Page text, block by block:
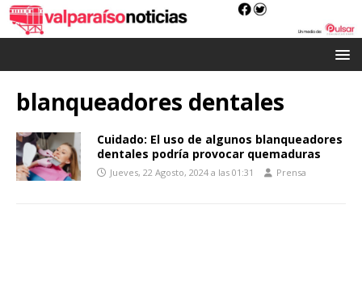
blanqueadores dentales
Cuidado: El uso de algunos blanqueadores
dentales podría provocar quemaduras
Jueves, 22 Agosto, 2024 a las 01:31 Prensa